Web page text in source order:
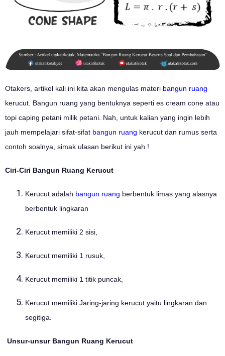
Otakers, artikel kali ini kita akan mengulas materi bangun ruang
kerucut. Bangun ruang yang bentuknya seperti es cream cone atau
topi caping petani milik petani. Nah, untuk kalian yang ingin lebih
jauh mempelajari sifat-sifat bangun ruang kerucut dan rumus serta
contoh soalnya, simak ulasan berikut ini yah !
Ciri-Ciri Bangun Ruang Kerucut
Kerucut adalah bangun ruang berbentuk limas yang alasnya
berbentuk lingkaran
Kerucut memiliki 2 sisi,
Kerucut memiliki 1 rusuk,
Kerucut memiliki 1 titik puncak,
Kerucut memiliki Jaring-jaring kerucut yaitu lingkaran dan
segitiga.
Unsur-unsur Bangun Ruang Kerucut